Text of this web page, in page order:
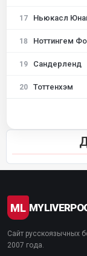
17 Ньюкасл
18 Ноттингем
19 Сандерленд
20 Тоттенхэм
ML
Сайт русскоязычных
2007 года.